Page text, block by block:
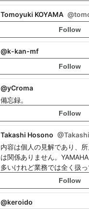
Tomoyuki KOYAMA @
Follow
@k-kan-mf
Follow
@yCroma
備忘録。
Follow
Takashi Hosono @
内容は個人の見解であり、
は関係ありません。
多いけれど業務では全く扱っ
Follow
@keroido